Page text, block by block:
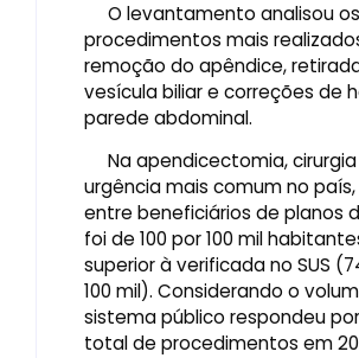
O levantamento analisou
procedimentos mais
remoção do apêndice,
vesícula biliar e correções de
parede abdominal.
Na apendicectomia,
urgência mais comum no
entre beneficiários de planos
foi de 100 por 100 mil
superior à verificada no SUS
100 mil). Considerando o
sistema público respondeu
total de procedimentos em